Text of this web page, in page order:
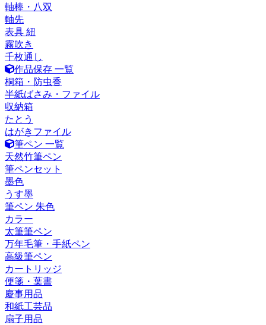
軸棒・八双
軸先
表具 紐
霧吹き
千枚通し
作品保存 一覧
桐箱・防虫香
半紙ばさみ・ファイル
収納箱
たとう
はがきファイル
筆ペン 一覧
天然竹筆ペン
筆ペンセット
墨色
うす墨
筆ペン 朱色
カラー
太筆筆ペン
万年毛筆・手紙ペン
高級筆ペン
カートリッジ
便箋・葉書
慶事用品
和紙工芸品
扇子用品